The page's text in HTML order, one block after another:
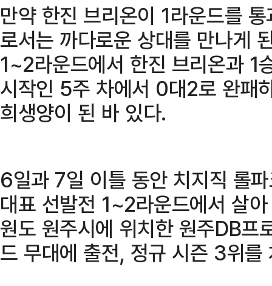
만약 한진 브리온이 1라운드를
로서는 까다로운 상대를 만나게
1~2라운드에서 한진 브리온과 1
시작인 5주 차에서 0대2로 완패
희생양이 된 바 있다.
6일과 7일 이틀 동안 치지직 롤
대표 선발전 1~2라운드에서 살
원도 원주시에 위치한 원주DB프
드 무대에 출전, 정규 시즌 3위를